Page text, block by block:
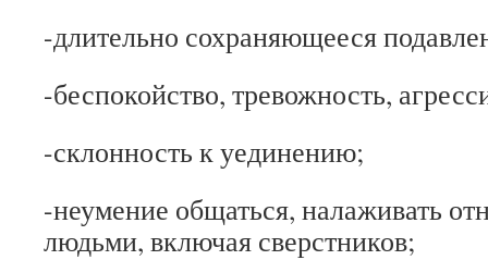
-длительно сохраняющееся
-беспокойство, тревожность,
-склонность к уединению;
-неумение общаться, налаживать
людьми, включая сверстников;